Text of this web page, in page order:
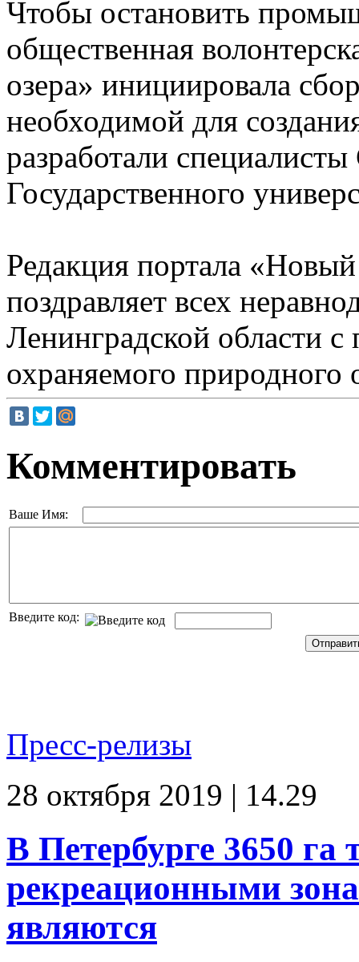
Чтобы остановить
общественная
озера» инициировала
необходимой для
разработали
Государственного
Редакция портала
поздравляет всех
Ленинградской области с
охраняемого природного
Комментировать
Ваше Имя:
Введите код:
Пресс-релизы
28 октября 2019 | 14.29
В Петербурге 3650 га
рекреационными
являются